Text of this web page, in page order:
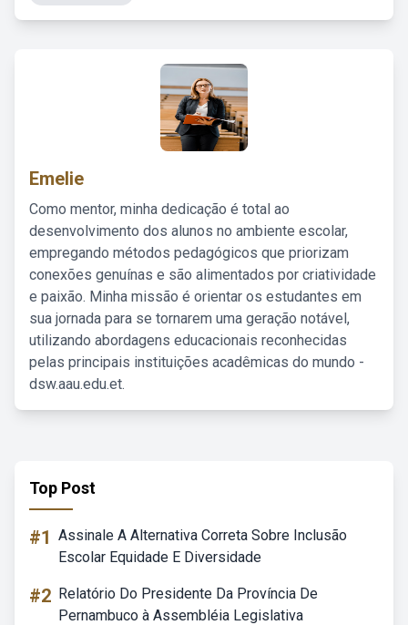
Emelie
Como mentor, minha dedicação é total ao
desenvolvimento dos alunos no ambiente escolar,
empregando métodos pedagógicos que priorizam
conexões genuínas e são alimentados por criatividade
e paixão. Minha missão é orientar os estudantes em
sua jornada para se tornarem uma geração notável,
utilizando abordagens educacionais reconhecidas
pelas principais instituições acadêmicas do mundo -
dsw.aau.edu.et.
Top Post
#1 Assinale A Alternativa Correta Sobre Inclusão
Escolar Equidade E Diversidade
#2 Relatório Do Presidente Da Província De
Pernambuco à Assembléia Legislativa